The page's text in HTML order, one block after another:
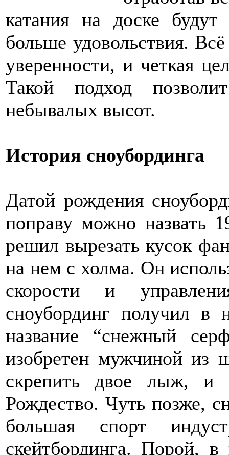
катания на доске
больше удовольствия.
уверенности, и четкая
Такой подход
небывалых высот.
История сноубординга
Датой рождения
поправу можно назвать
решил вырезать кусок
на нем с холма. Он
скорости и
сноубординг получил в
название “снежный
изобретен мужчиной из
скрепить двое лыж, и
Рождество. Чуть позже,
большая спорт
скейтбординга. Порой, в